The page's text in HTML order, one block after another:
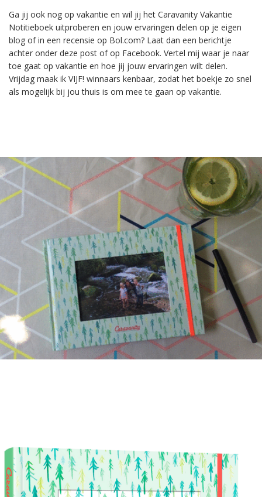
Ga jij ook nog op vakantie en wil jij het Caravanity Vakantie
Notitieboek uitproberen en jouw ervaringen delen op je eigen
blog of in een recensie op Bol.com? Laat dan een berichtje
achter onder deze post of op Facebook. Vertel mij waar je naar
toe gaat op vakantie en hoe jij jouw ervaringen wilt delen.
Vrijdag maak ik VIJF! winnaars kenbaar, zodat het boekje zo snel
als mogelijk bij jou thuis is om mee te gaan op vakantie.